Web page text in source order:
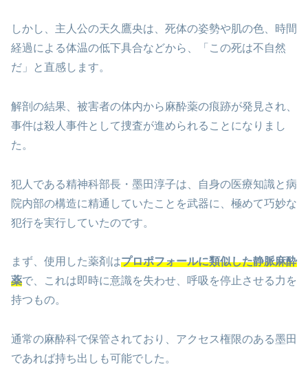
しかし、主人公の天久鷹央は、死体の姿勢や肌の色、時間
経過による体温の低下具合などから、「この死は不自然
だ」と直感します。
解剖の結果、被害者の体内から麻酔薬の痕跡が発見され、
事件は殺人事件として捜査が進められることになりまし
た。
犯人である精神科部長・墨田淳子は、自身の医療知識と病
院内部の構造に精通していたことを武器に、極めて巧妙な
犯行を実行していたのです。
まず、使用した薬剤はプロポフォールに類似した静脈麻酔
薬で、これは即時に意識を失わせ、呼吸を停止させる力を
持つもの。
通常の麻酔科で保管されており、アクセス権限のある墨田
であれば持ち出しも可能でした。